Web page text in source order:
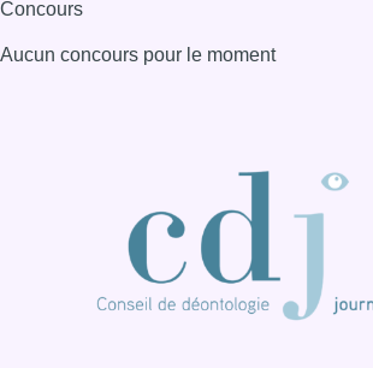
Consulter page Instagram